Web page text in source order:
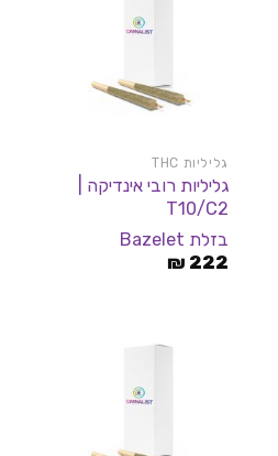
גליליות THC
גליליות רובי אינדיקה |
T10/C2
בזלת Bazelet
222
₪